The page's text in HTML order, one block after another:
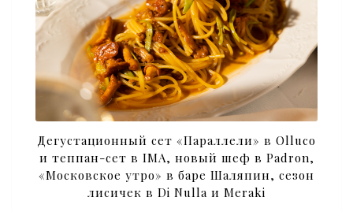
Дегустационный сет «Параллели» в Olluco
и теппан-сет в IMA, новый шеф в Padron,
«Московское утро» в баре Шаляпин, сезон
лисичек в Di Nulla и Meraki